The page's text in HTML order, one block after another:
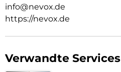
info@nevox.de
https://nevox.de
Verwandte Services